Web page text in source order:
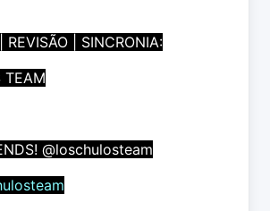
REVISÃO | SINCRONIA:
TEAM
@loschulosteam